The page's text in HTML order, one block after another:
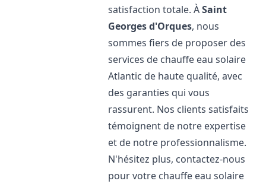
satisfaction totale. ÀSaint
Georges d'Orques, nous
sommes fiers de proposer des
services de chauffe eau solaire
Atlantic de haute qualité, avec
des garanties qui vous
rassurent. Nos clients satisfaits
témoignent de notre expertise
et de notre professionnalisme.
N'hésitez plus, contactez-nous
pour votre chauffe eau solaire